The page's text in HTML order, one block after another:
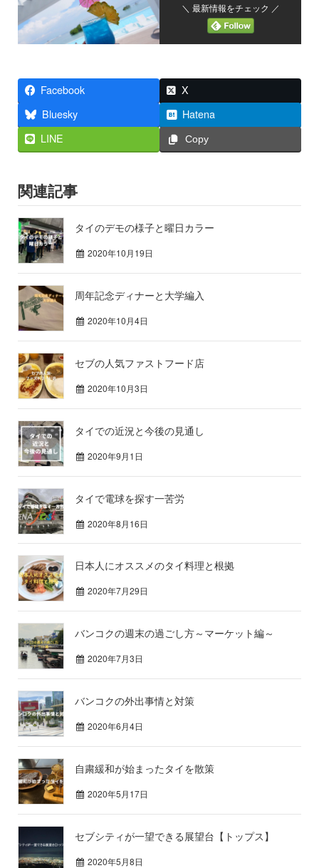
＼ 最新情報をチェック ／
Facebook
X
Bluesky
Hatena
LINE
Copy
関連記事
タイのデモの様子と曜日カラー
2020年10月19日
周年記念ディナーと大学編入
2020年10月4日
セブの人気ファストフード店
2020年10月3日
タイでの近況と今後の見通し
2020年9月1日
タイで電球を探す一苦労
2020年8月16日
日本人にオススメのタイ料理と根拠
2020年7月29日
バンコクの週末の過ごし方～マーケット編～
2020年7月3日
バンコクの外出事情と対策
2020年6月4日
自粛緩和が始まったタイを散策
2020年5月17日
セブシティが一望できる展望台【トップス】
2020年5月8日